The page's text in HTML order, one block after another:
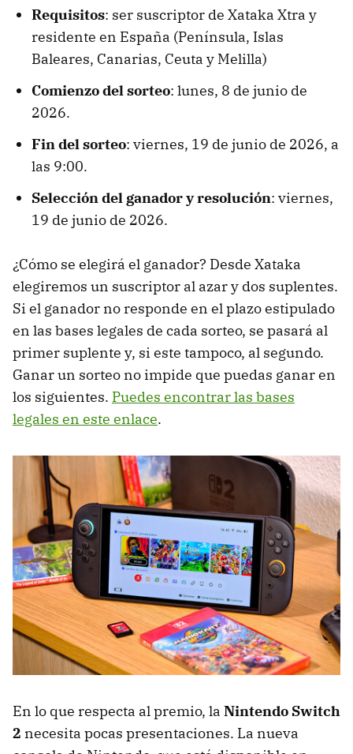
Requisitos: ser suscriptor de Xataka Xtra y
residente en España (Península, Islas
Baleares, Canarias, Ceuta y Melilla)
Comienzo del sorteo: lunes, 8 de junio de
2026.
Fin del sorteo: viernes, 19 de junio de 2026, a
las 9:00.
Selección del ganador y resolución: viernes,
19 de junio de 2026.
¿Cómo se elegirá el ganador? Desde Xataka
elegiremos un suscriptor al azar y dos suplentes.
Si el ganador no responde en el plazo estipulado
en las bases legales de cada sorteo, se pasará al
primer suplente y, si este tampoco, al segundo.
Ganar un sorteo no impide que puedas ganar en
los siguientes. Puedes encontrar las bases
legales en este enlace.
En lo que respecta al premio, la Nintendo Switch
2 necesita pocas presentaciones. La nueva